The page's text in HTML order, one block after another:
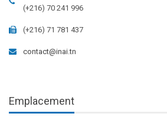
(+216) 70 241 996
(+216) 71 781 437
contact@inai.tn
Emplacement